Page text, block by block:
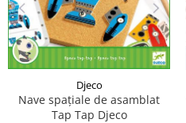
Djeco
Nave spațiale de asamblat
Tap Tap Djeco